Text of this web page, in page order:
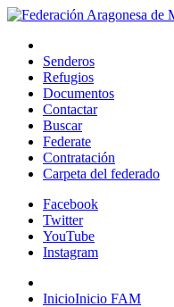
Senderos
Refugios
Documentos
Contactar
Buscar
Federate
Contratación
Carpeta del federado
Facebook
Twitter
YouTube
Instagram
InicioInicio FAM